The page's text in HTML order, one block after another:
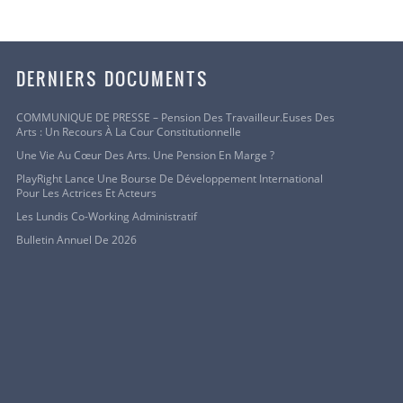
les
une
alors
DERNIERS DOCUMENTS
COMMUNIQUE DE PRESSE – Pension Des Travailleur.euses Des
Arts : Un Recours À La Cour Constitutionnelle
Une Vie Au Cœur Des Arts. Une Pension En Marge ?
PlayRight Lance Une Bourse De Développement International
Pour Les Actrices Et Acteurs
Les Lundis Co-Working Administratif
Bulletin Annuel De 2026